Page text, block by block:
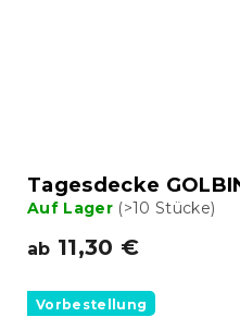
Tagesdecke
Auf Lager (>10 Stücke)
ab 11,30 €
Vorbestellung